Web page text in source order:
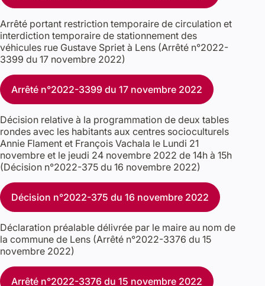
Arrêté portant restriction temporaire de circulation et
interdiction temporaire de stationnement des
véhicules rue Gustave Spriet à Lens (Arrêté n°2022-
3399 du 17 novembre 2022)
Arrêté n°2022-3399 du 17 novembre 2022
Décision relative à la programmation de deux tables
rondes avec les habitants aux centres socioculturels
Annie Flament et François Vachala le Lundi 21
novembre et le jeudi 24 novembre 2022 de 14h à 15h
(Décision n°2022-375 du 16 novembre 2022)
Décision n°2022-375 du 16 novembre 2022
Déclaration préalable délivrée par le maire au nom de
la commune de Lens (Arrêté n°2022-3376 du 15
novembre 2022)
Arrêté n°2022-3376 du 15 novembre 2022